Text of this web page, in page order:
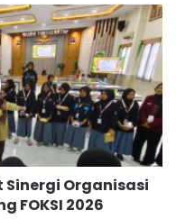
Sinergi Organisasi
FOKSI 2026